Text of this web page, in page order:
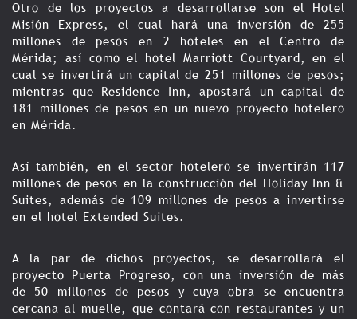
Otro de los proyectos a desarrollarse son el Hotel
Misión Express, el cual hará una inversión de 255
millones de pesos en 2 hoteles en el Centro de
Mérida; así como el hotel Marriott Courtyard, en el
cual se invertirá un capital de 251 millones de pesos;
mientras que Residence Inn, apostará un capital de
181 millones de pesos en un nuevo proyecto hotelero
en Mérida.
Así también, en el sector hotelero se invertirán 117
millones de pesos en la construcción del Holiday Inn &
Suites, además de 109 millones de pesos a invertirse
en el hotel Extended Suites.
A la par de dichos proyectos, se desarrollará el
proyecto Puerta Progreso, con una inversión de más
de 50 millones de pesos y cuya obra se encuentra
cercana al muelle, que contará con restaurantes y un